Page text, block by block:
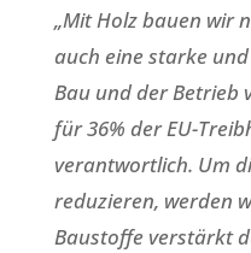
„Mit Holz bauen wir
auch eine starke
Bau und der Betrieb
für 36% der EU-
verantwortlich. Um
reduzieren, werden
Baustoffe verstärkt